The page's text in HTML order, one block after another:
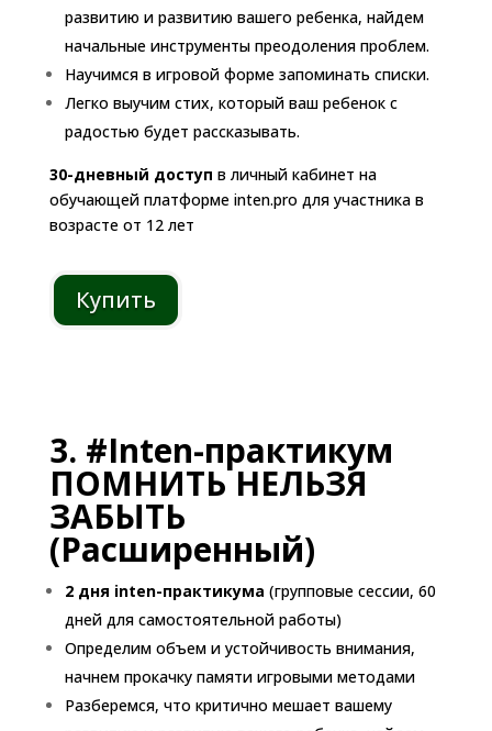
развитию и развитию вашего ребенка, найдем
начальные инструменты преодоления проблем.
Научимся в игровой форме запоминать списки.
Легко выучим стих, который ваш ребенок с
радостью будет рассказывать.
30-дневный доступ в личный кабинет на
обучающей платформе inten.pro для участника в
возрасте от 12 лет
Купить
3. #Inten-практикум
ПОМНИТЬ НЕЛЬЗЯ
ЗАБЫТЬ
(Расширенный)
2 дня inten-практикума (групповые сессии, 60
дней для самостоятельной работы)
Определим объем и устойчивость внимания,
начнем прокачку памяти игровыми методами
Разберемся, что критично мешает вашему